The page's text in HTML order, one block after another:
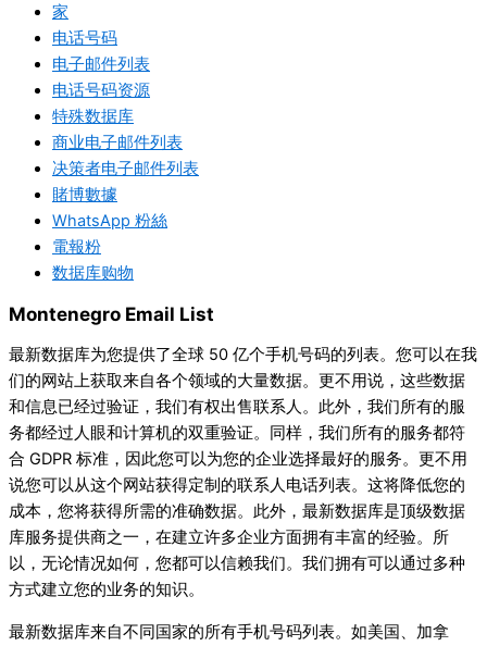
家
电话号码
电子邮件列表
电话号码资源
特殊数据库
商业电子邮件列表
决策者电子邮件列表
賭博數據
WhatsApp 粉絲
電報粉
数据库购物
Montenegro Email List
最新数据库为您提供了全球 50 亿个手机号码的列表。您可以在我
们的网站上获取来自各个领域的大量数据。更不用说，这些数据
和信息已经过验证，我们有权出售联系人。此外，我们所有的服
务都经过人眼和计算机的双重验证。同样，我们所有的服务都符
合 GDPR 标准，因此您可以为您的企业选择最好的服务。更不用
说您可以从这个网站获得定制的联系人电话列表。这将降低您的
成本，您将获得所需的准确数据。此外，最新数据库是顶级数据
库服务提供商之一，在建立许多企业方面拥有丰富的经验。所
以，无论情况如何，您都可以信赖我们。我们拥有可以通过多种
方式建立您的业务的知识。
最新数据库来自不同国家的所有手机号码列表。如美国、加拿